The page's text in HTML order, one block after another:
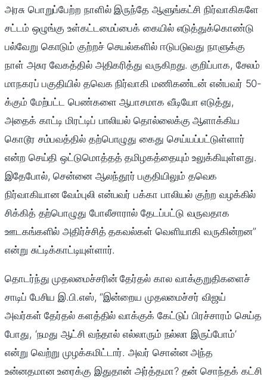
அரசு பொறுப்பேற்ற நாளில் இருந்தே ஆளுங்கட்சி நிர்வாகிகளே
சட்டம் ஒழுங்கு உள்கட்டமைப்பைக் கையில் எடுத்துக்கொண்டு
பல்வேறு கொடும் குற்றச் செயல்களில் ஈடுபடுவது நாளுக்கு
நாள் அசுர வேகத்தில் அதிகரித்து வருகிறது. குறிப்பாக, சேலம்
மாநகரப் பகுதியில் தவெக நிர்வாகி மணிகண்டன் என்பவர் 50-
க்கும் மேற்பட்ட பெண்களை ஆபாசமாக வீடியோ எடுத்து,
அதைக் காட்டி மிரட்டிப் பாலியல் தொல்லைக்கு ஆளாக்கிய
கொடூர சம்பவத்தில் தற்பொழுது கைது செய்யப்பட்டுள்ளார்
என்ற செய்தி ஒட்டுமொத்தத் தமிழகத்தையும் உலுக்கியுள்ளது.
இதேபோல், சென்னை ஆலந்தூர் பகுதியிலும் தவெக
நிர்வாகியான வேம்புலி என்பவர் பக்கா பாலியல் குற்ற வழக்கில்
சிக்கித் தற்பொழுது போலீசாரால் தேடப்பட்டு வருவதாக
ஊடகங்களில் அதிர்ச்சித் தகவல்கள் வெளியாகி வருகின்றன”
என்று சுட்டிக்காட்டியுள்ளார்.
தொடர்ந்து முதலமைச்சரின் தேர்தல் கால வாக்குறுதிகளைச்
சாடிப் பேசிய இ.பி.எஸ், “இன்றைய முதலமைச்சர் விஜய்
அவர்கள் தேர்தல் களத்தில் வாக்குக் கேட்டுப் பிரச்சாரம் செய்த
போது, ‘நமது ஆட்சி வந்தால் எல்லாரும் நல்லா இருப்போம்’
என்று வெற்று முழக்கமிட்டார். அவர் சொன்ன அந்த
உன்னதமான உரைக்கு இதுதான் அர்த்தமா? தன் சொந்தக் கட்சி